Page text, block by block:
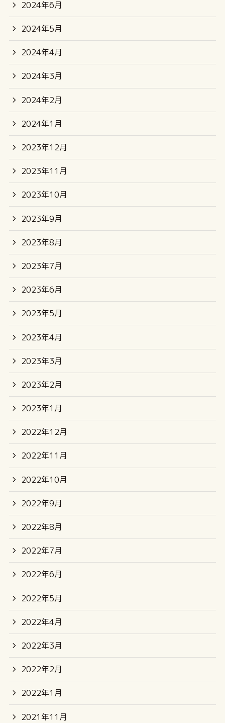
2024年6月
2024年5月
2024年4月
2024年3月
2024年2月
2024年1月
2023年12月
2023年11月
2023年10月
2023年9月
2023年8月
2023年7月
2023年6月
2023年5月
2023年4月
2023年3月
2023年2月
2023年1月
2022年12月
2022年11月
2022年10月
2022年9月
2022年8月
2022年7月
2022年6月
2022年5月
2022年4月
2022年3月
2022年2月
2022年1月
2021年11月